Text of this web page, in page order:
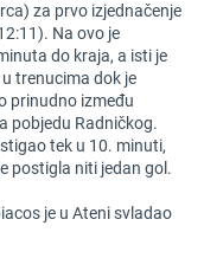
za prvo izjednačenje
Na ovo je
do kraja, a isti je
trenucima dok je
prinudno između
pobjedu Radničkog.
tek u 10. minuti,
postigla niti jedan gol.
je u Ateni svladao